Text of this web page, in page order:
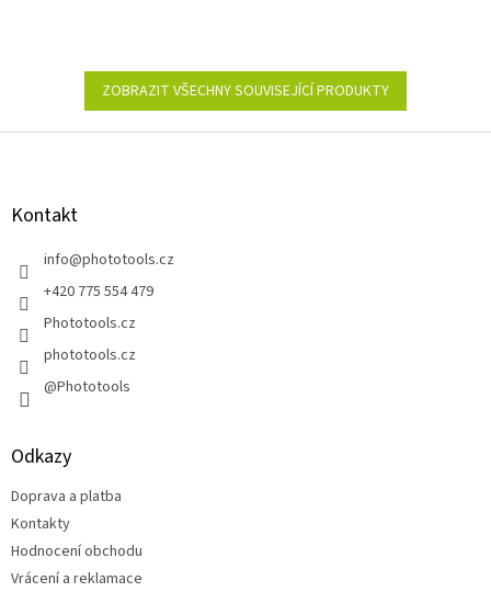
ZOBRAZIT VŠECHNY SOUVISEJÍCÍ PRODUKTY
Z
Kontakt
info@phototools.cz
+420 775 554 479
Phototools.cz
phototools.cz
@Phototools
Odkazy
Doprava a platba
Kontakty
Hodnocení obchodu
Vrácení a reklamace